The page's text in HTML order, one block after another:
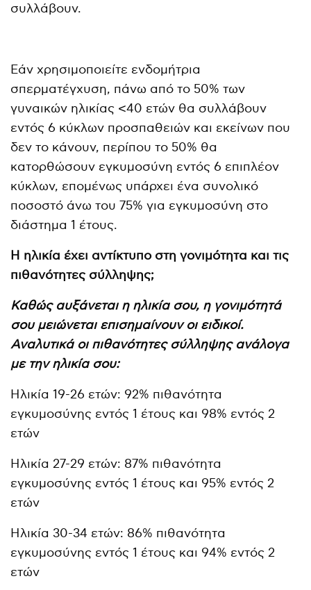
συλλάβουν.
Εάν χρησιμοποιείτε ενδομήτρια
σπερματέγχυση, πάνω από το 50% των
γυναικών ηλικίας <40 ετών θα συλλάβουν
εντός 6 κύκλων προσπαθειών και εκείνων που
δεν το κάνουν, περίπου το 50% θα
κατορθώσουν εγκυμοσύνη εντός 6 επιπλέον
κύκλων, επομένως υπάρχει ένα συνολικό
ποσοστό άνω του 75% για εγκυμοσύνη στο
διάστημα 1 έτους.
Η ηλικία έχει αντίκτυπο στη γονιμότητα και τις
πιθανότητες σύλληψης;
Καθώς αυξάνεται η ηλικία σου, η γονιμότητά
σου μειώνεται επισημαίνουν οι ειδικοί.
Αναλυτικά οι πιθανότητες σύλληψης ανάλογα
με την ηλικία σου:
Ηλικία 19-26 ετών: 92% πιθανότητα
εγκυμοσύνης εντός 1 έτους και 98% εντός 2
ετών
Ηλικία 27-29 ετών: 87% πιθανότητα
εγκυμοσύνης εντός 1 έτους και 95% εντός 2
ετών
Ηλικία 30-34 ετών: 86% πιθανότητα
εγκυμοσύνης εντός 1 έτους και 94% εντός 2
ετών